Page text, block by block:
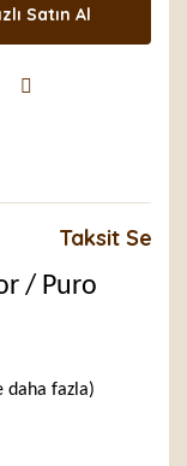
Satın Al
Taksit
/ Puro
daha fazla)